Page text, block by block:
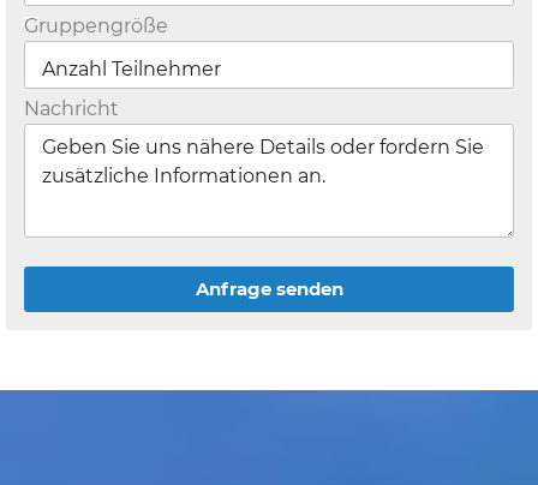
Gruppengröße
Nachricht
Anfrage senden